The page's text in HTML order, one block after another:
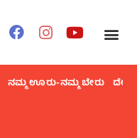
ನಮ್ಮ ಊರು-ನಮ್ಮ ಬೇರು ದೇಶ